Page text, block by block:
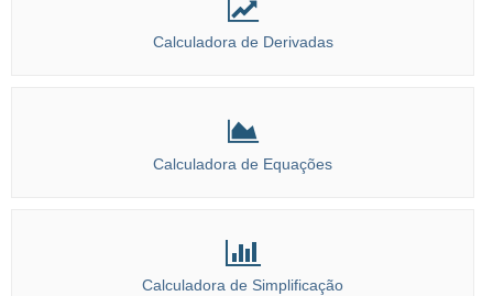
Calculadora de Derivadas
Calculadora de Equações
Calculadora de Simplificação